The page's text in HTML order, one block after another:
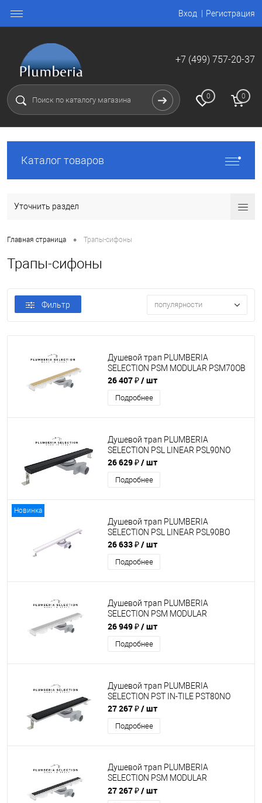
Вход Регистрация
+7 (499) 757-20-37
0 0
Каталог товаров
Уточнить раздел
Главная страница • Трапы-сифоны
Трапы-сифоны
Фильтр популярности
Душевой трап PLUMBERIA
SELECTION PSM MODULAR PSM70OB
26 407 ₽/ шт
Подробнее
Душевой трап PLUMBERIA
SELECTION PSL LINEAR PSL90NO
26 629 ₽/ шт
Подробнее
Новинка
Душевой трап PLUMBERIA
SELECTION PSL LINEAR PSL90BO
26 633 ₽/ шт
Подробнее
Душевой трап PLUMBERIA
SELECTION PSM MODULAR
PSM120MT
26 949 ₽/ шт
Подробнее
Душевой трап PLUMBERIA
SELECTION PST IN-TILE PST80NO
27 267 ₽/ шт
Подробнее
Душевой трап PLUMBERIA
SELECTION PSM MODULAR
PSM120NO
27 267 ₽/ шт